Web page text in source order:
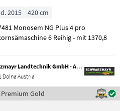
2015
420 cm
Plus 4 pro
Einzelkornsämaschine 6 Reihig - mit 1370,8
Schwarzmayr Landtechnik GmbH - Aurolzmünster
Dolna Austria
Gold